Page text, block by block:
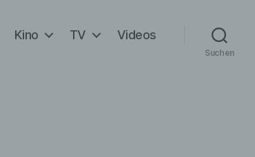
Kino TV Videos
Suchen